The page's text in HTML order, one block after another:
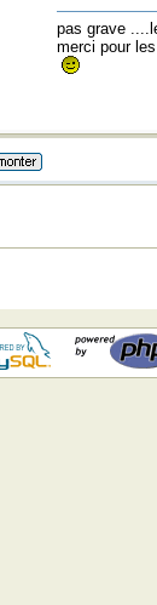
pas grave
merci pour